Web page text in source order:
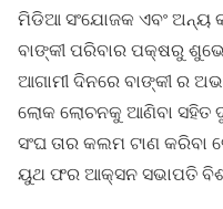
ମିଡିଆ ସଂଯୋଜକ ଏବଂ ଅନ୍ୟ
ବାଙ୍କୀ ପରିବାର ପକ୍ଷରୁ
ଆଗାମୀ ଦିନରେ ବାଙ୍କୀ ର
ଲୋକ ଲୋଚନକୁ ଆଣିବା ସହିତ
ସଂଘ ତାର କଲମ ଟାଣ
ୟୁଥ ଫର ଆକ୍ସନ ସଭାପତି